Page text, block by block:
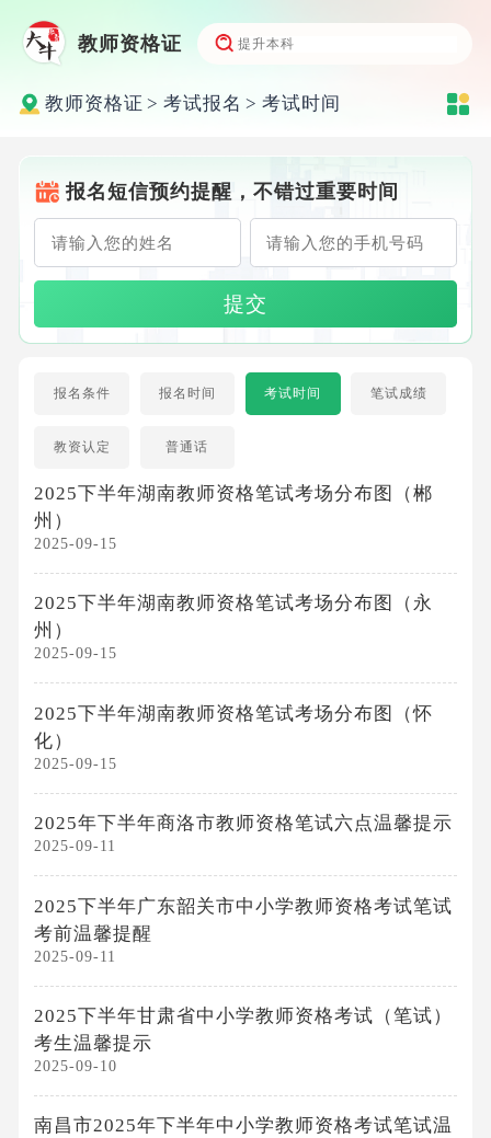
教师资格证
教师资格证 > 考试报名 > 考试时间
报名短信预约提醒，不错过重要时间
提交
报名条件 报名时间 考试时间 笔试成绩
教资认定 普通话
2025下半年湖南教师资格笔试考场分布图（郴
州）
2025-09-15
2025下半年湖南教师资格笔试考场分布图（永
州）
2025-09-15
2025下半年湖南教师资格笔试考场分布图（怀
化）
2025-09-15
2025年下半年商洛市教师资格笔试六点温馨提示
2025-09-11
2025下半年广东韶关市中小学教师资格考试笔试
考前温馨提醒
2025-09-11
2025下半年甘肃省中小学教师资格考试（笔试）
考生温馨提示
2025-09-10
南昌市2025年下半年中小学教师资格考试笔试温